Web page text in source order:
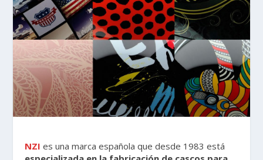
NZI es una marca española que desde 1983 está